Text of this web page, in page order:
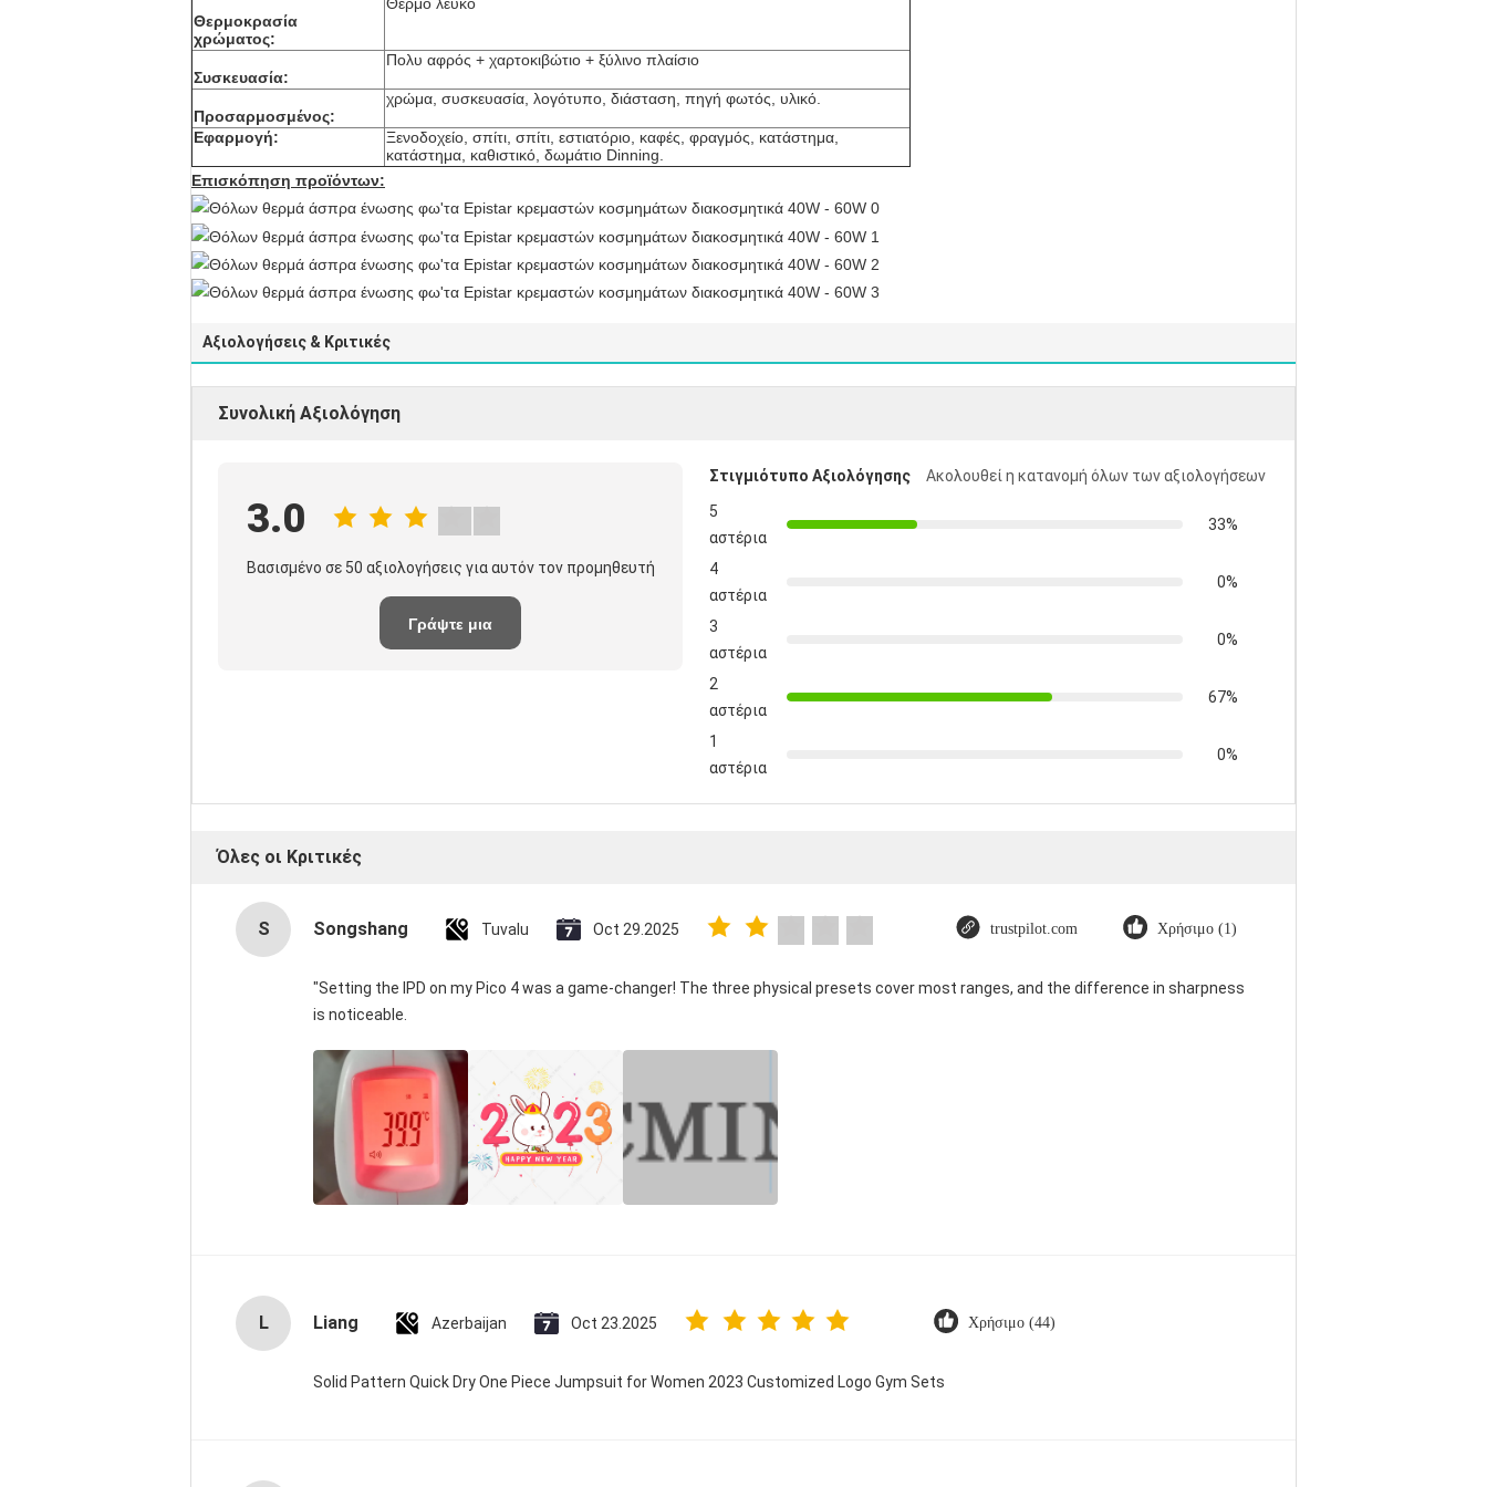
Θερμοκρασία
χρώματος:
Συσκευασία:
Πολυ αφρός + χαρτοκιβώτιο + ξύλινο πλαίσιο
Προσαρμοσμένος:
χρώμα, συσκευασία, λογότυπο, διάσταση, πηγή φωτός, υλικό.
Εφαρμογή:
Ξενοδοχείο, σπίτι, σπίτι, εστιατόριο, καφές, φραγμός, κατάστημα,
κατάστημα, καθιστικό, δωμάτιο Dinning.
Επισκόπηση προϊόντων:
Αξιολογήσεις & Κριτικές
Συνολική Αξιολόγηση
3.0
Βασισμένο σε 50 αξιολογήσεις για αυτόν τον προμηθευτή
Γράψτε μια
Στιγμιότυπο Αξιολόγησης
Ακολουθεί η κατανομή όλων των αξιολογήσεων
5
αστέρια
33%
4
αστέρια
0%
3
αστέρια
0%
2
αστέρια
67%
1
αστέρια
0%
Όλες οι Κριτικές
S Songshang Tuvalu Oct 29.2025 trustpilot.com Χρήσιμο (1)
"Setting the IPD on my Pico 4 was a game-changer! The three physical presets cover most ranges, and the difference in sharpness
is noticeable.
L Liang Azerbaijan Oct 23.2025 Χρήσιμο (44)
Solid Pattern Quick Dry One Piece Jumpsuit for Women 2023 Customized Logo Gym Sets